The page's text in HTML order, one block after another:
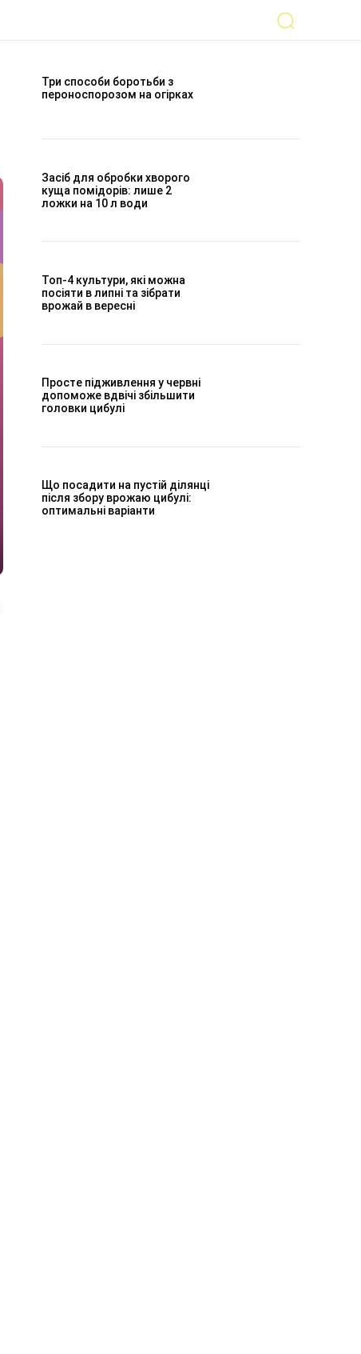
Три способи боротьби з
пероноспорозом на огірках
Засіб для обробки хворого
куща помідорів: лише 2
ложки на 10 л води
Топ-4 культури, які можна
посіяти в липні та зібрати
врожай в вересні
Просте підживлення у червні
допоможе вдвічі збільшити
головки цибулі
Що посадити на пустій ділянці
після збору врожаю цибулі:
оптимальні варіанти